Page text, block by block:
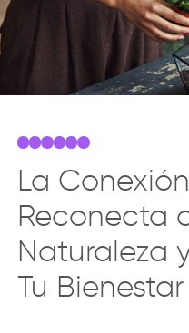
La
Reconecta
Naturaleza
Tu Bienestar